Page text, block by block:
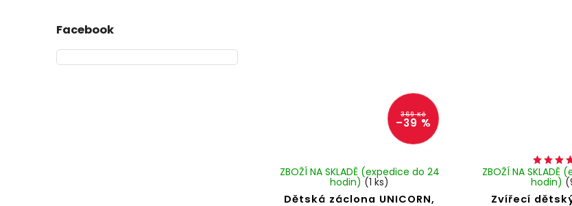
Facebook
369 Kč
–39 %
Dětská záclona UNICORN,
ZBOŽÍ NA SKLADĚ (expedice do 24
hodin)(1 ks)
Zvířecí
ZBOŽÍ NA
hodin)